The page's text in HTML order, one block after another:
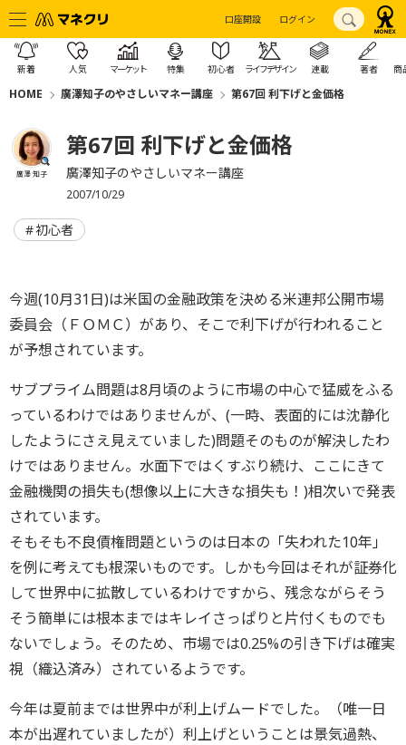
口座開設 ログイン
新着 人気 マーケット 特集 初心者 ライフデザイン 連載 著者 商
HOME 廣澤知子のやさしいマネー講座 第67回 利下げと金価格
廣澤 知子
第67回 利下げと金価格
廣澤知子のやさしいマネー講座
2007/10/29
初心者
今週(10月31日)は米国の金融政策を決める米連邦公開市場
委員会（ＦＯＭＣ）があり、そこで利下げが行われること
が予想されています。
サブプライム問題は8月頃のように市場の中心で猛威をふる
っているわけではありませんが、(一時、表面的には沈静化
したようにさえ見えていました)問題そのものが解決したわ
けではありません。水面下ではくすぶり続け、ここにきて
金融機関の損失も(想像以上に大きな損失も！)相次いで発表
されています。
そもそも不良債権問題というのは日本の「失われた10年」
を例に考えても根深いものです。しかも今回はそれが証券化
して世界中に拡散しているわけですから、残念ながらそう
そう簡単には根本まではキレイさっぱりと片付くものでも
ないでしょう。そのため、市場では0.25%の引き下げは確実
視（織込済み）されているようです。
今年は夏前までは世界中が利上げムードでした。（唯一日
本が出遅れていましたが）利上げということは景気過熱、